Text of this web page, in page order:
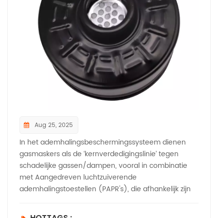
inspecteer onderdelen om de levensduur te
verlengen. PAPR-aanpassing is afhankelijk van
"maatwerk" – selecteer filters op basis van het type
vervuiling, de beschermingsprestaties per omgeving
en de configuratie per werkritme. Optimalisatie van
PAPR-gebruik garandeert efficiënte en praktische
bescherming voor lassers.Wilt u meer weten, klik dan
hier www.newairsafety.com.
Aug 25, 2025
In het ademhalingsbeschermingssysteem dienen
gasmaskers als de ‘kernverdedigingslinie’ tegen
schadelijke gassen/dampen, vooral in combinatie
met Aangedreven luchtzuiverende
ademhalingstoestellen (PAPR's), die afhankelijk zijn